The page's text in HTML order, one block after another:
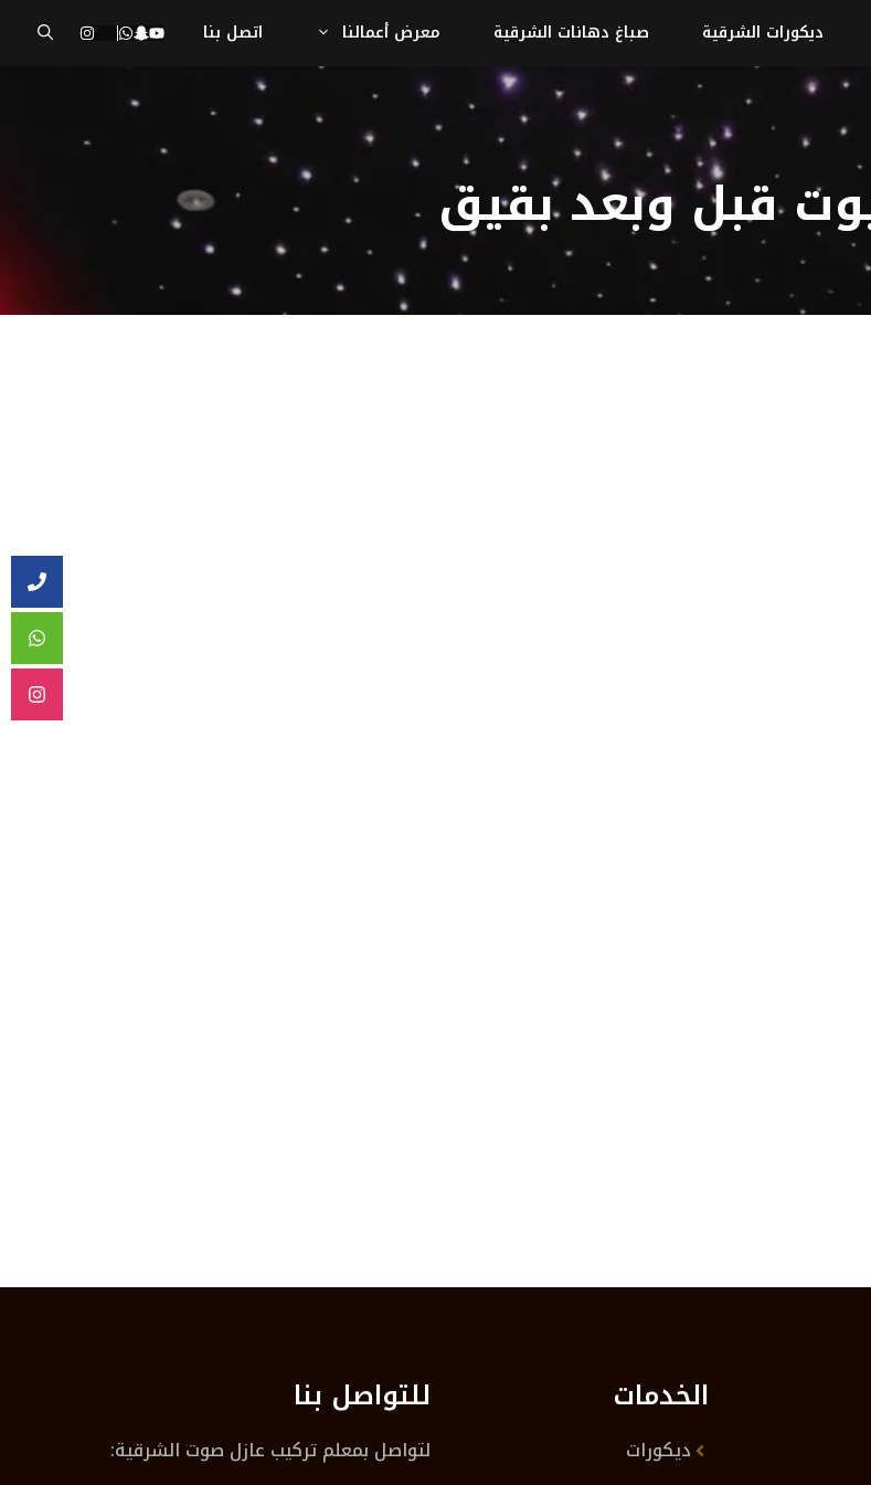
ديكورات الشرقية صباغ دهانات الشرقية معرض أعمالنا اتصل بنا
قبل وبعد بقيق
الخدمات
ديكورات
للتواصل بنا
لتواصل بمعلم تركيب عازل صوت الشرقية: